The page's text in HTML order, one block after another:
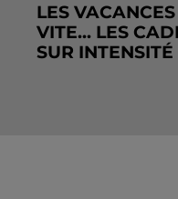
LES
VITE... LES
SUR INTENSITÉ